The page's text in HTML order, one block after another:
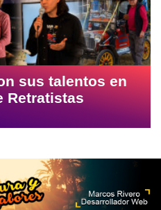
sus talentos en
Retratistas